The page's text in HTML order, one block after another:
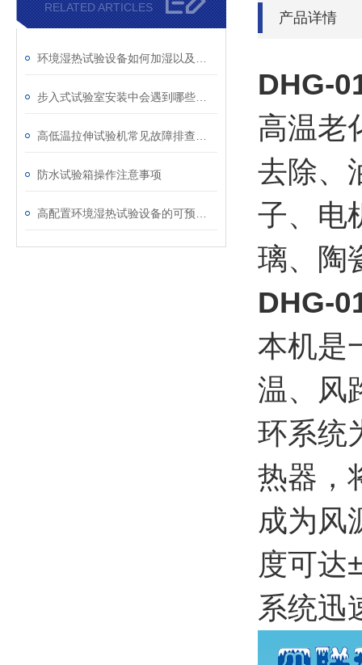
RELATED ARTICLES
防水试验箱操作注意事项
产品详情
DHG-
高温老
去除、
子、电
璃、陶
DHG-
本机是
温、风
环系统
热器，
成为风
度可达
系统迅